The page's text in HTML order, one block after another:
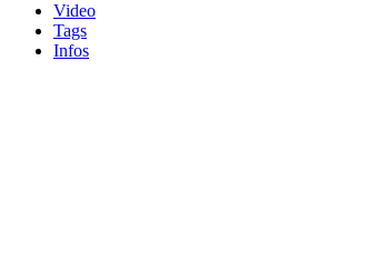
Video
Tags
Infos